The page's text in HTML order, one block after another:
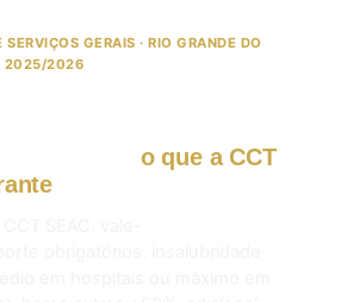
SERVIÇOS GERAIS · RIO GRANDE DO
2025/2026
o que a CCT